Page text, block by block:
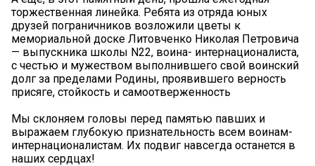
торжественная линейка. Ребята из отряда юных
друзей пограничников возложили цветы к
мемориальной доске Литовченко Николая Петровича
— выпускника школы N22, воина- интернационалиста,
с честью и мужеством выполнившего свой воинский
долг за пределами Родины, проявившего верность
присяге, стойкость и самоотверженность
Мы склоняем головы перед памятью павших и
выражаем глубокую признательность всем воинам-
интернационалистам. Их подвиг навсегда останется в
наших сердцах!